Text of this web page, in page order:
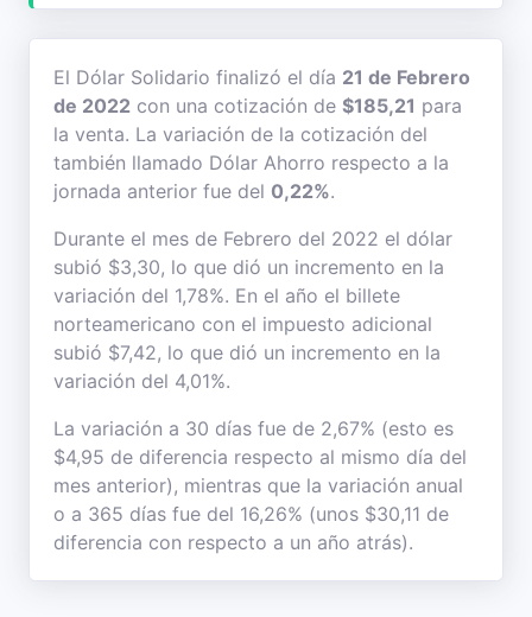
El Dólar Solidario finalizó el día 21 de Febrero
de 2022 con una cotización de $185,21 para
la venta. La variación de la cotización del
también llamado Dólar Ahorro respecto a la
jornada anterior fue del 0,22%.
Durante el mes de Febrero del 2022 el dólar
subió $3,30, lo que dió un incremento en la
variación del 1,78%. En el año el billete
norteamericano con el impuesto adicional
subió $7,42, lo que dió un incremento en la
variación del 4,01%.
La variación a 30 días fue de 2,67% (esto es
$4,95 de diferencia respecto al mismo día del
mes anterior), mientras que la variación anual
o a 365 días fue del 16,26% (unos $30,11 de
diferencia con respecto a un año atrás).